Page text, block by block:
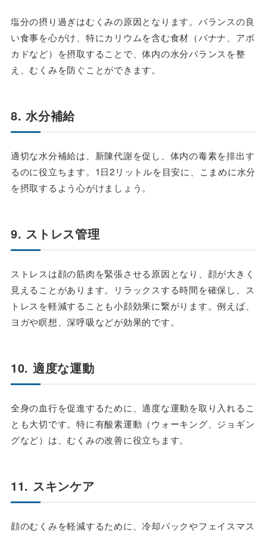
塩分の摂り過ぎはむくみの原因となります。バランスの良
い食事を心がけ、特にカリウムを含む食材（バナナ、アボ
カドなど）を摂取することで、体内の水分バランスを整
え、むくみを防ぐことができます。
8. 水分補給
適切な水分補給は、新陳代謝を促し、体内の毒素を排出す
るのに役立ちます。1日2リットルを目安に、こまめに水分
を摂取するよう心がけましょう。
9. ストレス管理
ストレスは顔の筋肉を緊張させる原因となり、顔が大きく
見えることがあります。リラックスする時間を確保し、ス
トレスを軽減することも小顔効果に繋がります。例えば、
ヨガや瞑想、深呼吸などが効果的です。
10. 適度な運動
全身の血行を促進するために、適度な運動を取り入れるこ
とも大切です。特に有酸素運動（ウォーキング、ジョギン
グなど）は、むくみの改善に役立ちます。
11. スキンケア
顔のむくみを軽減するために、冷却パックやフェイスマス